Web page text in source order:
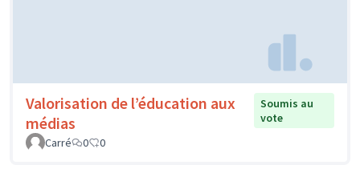
Valorisation de l’éducation aux
médias
Soumis au
vote
Carré
0 0